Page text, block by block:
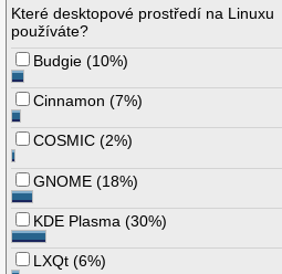
Které desktopové prostředí na Linuxu
používáte?
Budgie (10%)
Cinnamon (7%)
COSMIC (2%)
GNOME (18%)
KDE Plasma (30%)
LXQt (6%)